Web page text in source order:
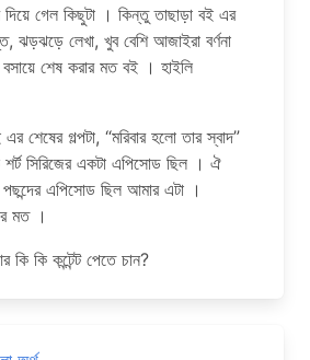
দিয়ে গেল কিছুটা । কিন্তু তাছাড়া বই এর
ঝড়ঝড়ে লেখা, খুব বেশি আজাইরা বর্ণনা
শেষ করার মত বই । হাইলি
গল্পটা, “মরিবার হলো তার স্বাদ”
সিরিজের একটা এপিসোড ছিল । ঐ
পছন্দের এপিসোড ছিল আমার এটা ।
মত ।
কি কন্টেন্ট পেতে চান?